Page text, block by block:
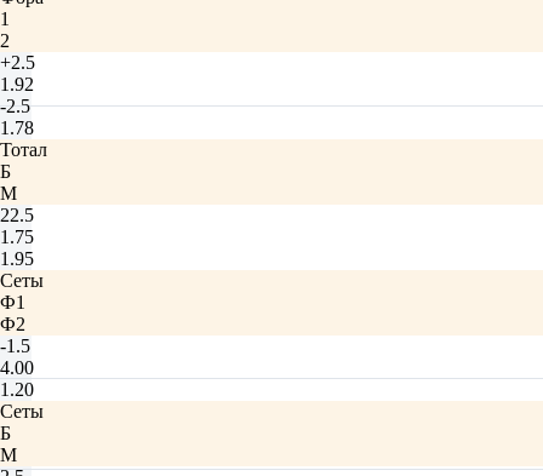
1
2
+2.5
1.92
-2.5
1.78
Тотал
Б
М
22.5
1.75
1.95
Сеты
Ф1
Ф2
-1.5
4.00
1.20
Сеты
Б
М